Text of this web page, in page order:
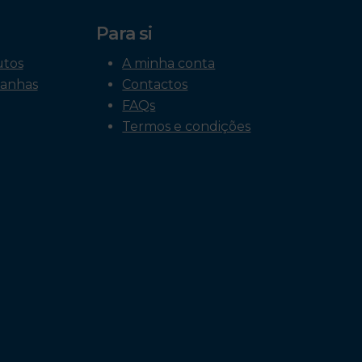
Para si
A minha conta
Contactos
FAQs
Termos e condições